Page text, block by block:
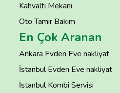
Kahvaltı Mekanı
Oto Tamir Bakım
En Çok Aranan
Ankara Evden Eve nakliyat
İstanbul Evden Eve nakliyat
İstanbul Kombi Servisi